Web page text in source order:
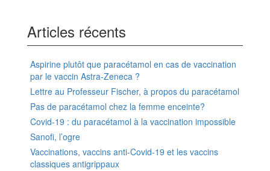
Articles récents
Aspirine plutôt que paracétamol en cas de vaccination
par le vaccin Astra-Zeneca ?
Lettre au Professeur Fischer, à propos du paracétamol
Pas de paracétamol chez la femme enceinte?
Covid-19 : du paracétamol à la vaccination impossible
Sanofi, l’ogre
Vaccinations, vaccins anti-Covid-19 et les vaccins
classiques antigrippaux